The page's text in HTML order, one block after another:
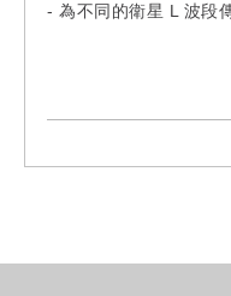
- 為不同的衛星 L 波段